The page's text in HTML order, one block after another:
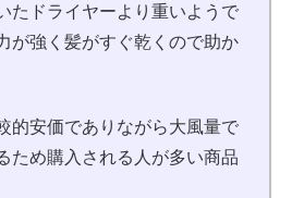
たドライヤーより重いようで
が強く髪がすぐ乾くので助か
的安価でありながら大風量で
ため購入される人が多い商品